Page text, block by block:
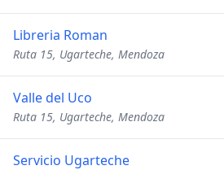
Libreria Roman
Ruta 15, Ugarteche, Mendoza
Valle del Uco
Ruta 15, Ugarteche, Mendoza
Servicio Ugarteche